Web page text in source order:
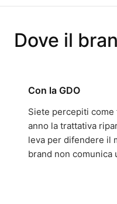
Dove il
Con la GDO
Siete percepiti
anno la trattativa
leva per difendere il
brand non comunica